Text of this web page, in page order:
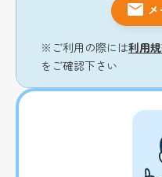
※ご利用の際には利用
をご確認下さい